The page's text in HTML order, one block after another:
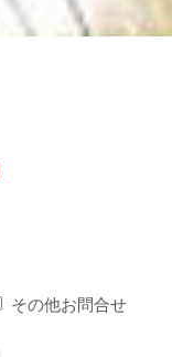
その他お問合せ